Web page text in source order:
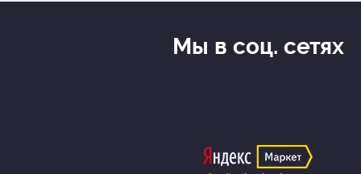
Мы в соц. сетях